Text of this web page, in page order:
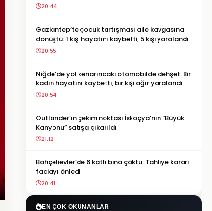
20:44
Gaziantep’te çocuk tartışması aile kavgasına
dönüştü: 1 kişi hayatını kaybetti, 5 kişi yaralandı
20:55
Niğde’de yol kenarındaki otomobilde dehşet: Bir
kadın hayatını kaybetti, bir kişi ağır yaralandı
20:54
Outlander’ın çekim noktası İskoçya’nın “Büyük
Kanyonu” satışa çıkarıldı
21:12
Bahçelievler’de 6 katlı bina çöktü: Tahliye kararı
faciayı önledi
20:41
EN ÇOK OKUNANLAR